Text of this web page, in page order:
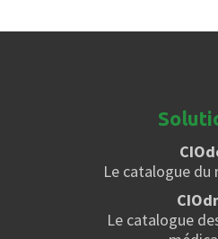
Le catalogue du
Le catalogue